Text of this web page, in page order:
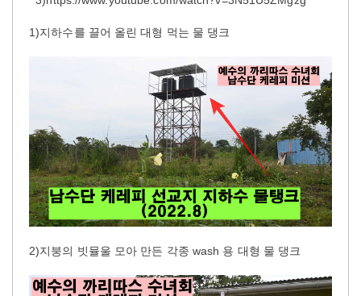
1)지하수를 끌어 올린 대형 먹는 물 댕크
2)지붕의 빗뮬울 모아 만든 각종 wash 용 대형 물 댕크